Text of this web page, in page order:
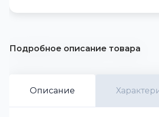
Подробное описание товара
Описание